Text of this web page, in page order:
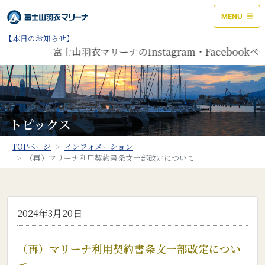
MENU
【本日のお知らせ】
富士山羽衣マリーナのInstagram・Facebookペ
トピックス
TOPページ
インフォメーション
（再）マリーナ利用契約書条文一部改定について
2024年3月20日
（再）マリーナ利用契約書条文一部改定につい